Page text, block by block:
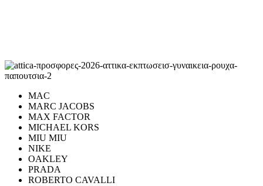
MAC
MARC JACOBS
MAX FACTOR
MICHAEL KORS
MIU MIU
NIKE
OAKLEY
PRADA
ROBERTO CAVALLI